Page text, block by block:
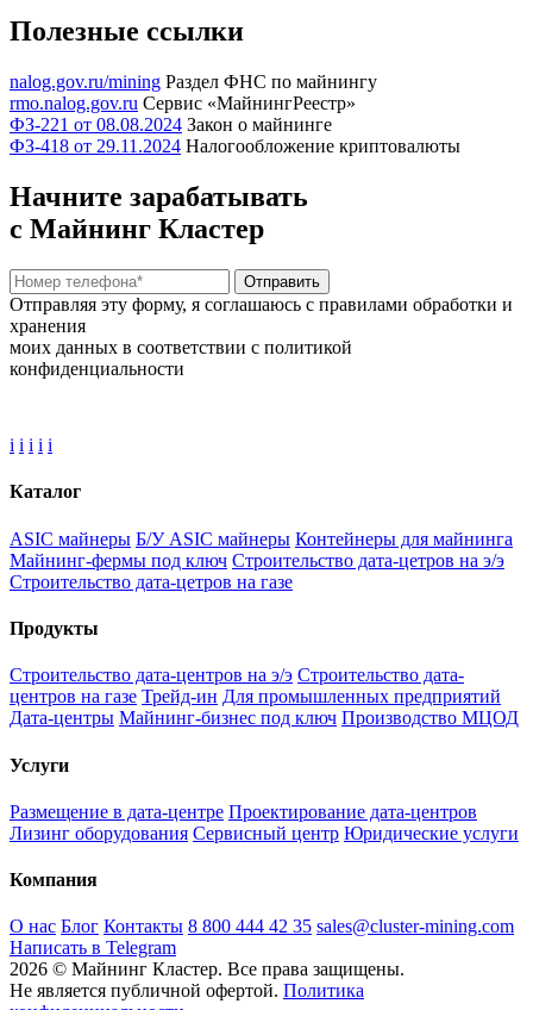
Полезные ссылки
nalog.gov.ru/mining Раздел ФНС по майнингу
rmo.nalog.gov.ru Сервис «МайнингРеестр»
ФЗ-221 от 08.08.2024 Закон о майнинге
ФЗ-418 от 29.11.2024 Налогообложение криптовалюты
Начните зарабатывать
с Майнинг Кластер
Отправить
Отправляя эту форму, я соглашаюсь с правилами обработки и
хранения
моих данных в соответствии с политикой
конфиденциальности
i i i i i
Каталог
ASIC майнеры Б/У ASIC майнеры Контейнеры для майнинга
Майнинг-фермы под ключ Строительство дата-цетров на э/э
Строительство дата-цетров на газе
Продукты
Строительство дата-центров на э/э Строительство дата-
центров на газе Трейд-ин Для промышленных предприятий
Дата-центры Майнинг-бизнес под ключ Производство МЦОД
Услуги
Размещение в дата-центре Проектирование дата-центров
Лизинг оборудования Сервисный центр Юридические услуги
Компания
О нас Блог Контакты 8 800 444 42 35 sales@cluster-mining.com
Написать в Telegram
2026 © Майнинг Кластер. Все права защищены.
Не является публичной офертой. Политика